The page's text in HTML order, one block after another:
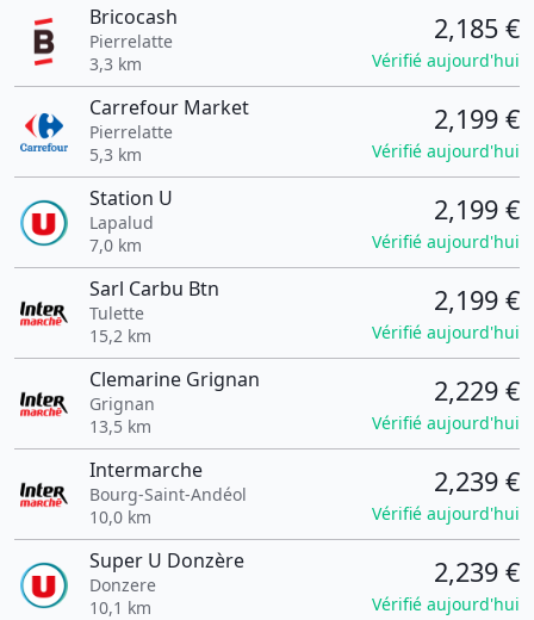
Bricocash
Pierrelatte
3,3 km
2,185 €
Vérifié aujourd'hui
Carrefour Market
Pierrelatte
5,3 km
2,199 €
Vérifié aujourd'hui
Station U
Lapalud
7,0 km
2,199 €
Vérifié aujourd'hui
Sarl Carbu Btn
Tulette
15,2 km
2,199 €
Vérifié aujourd'hui
Clemarine Grignan
Grignan
13,5 km
2,229 €
Vérifié aujourd'hui
Intermarche
Bourg-Saint-Andéol
10,0 km
2,239 €
Vérifié aujourd'hui
Super U Donzère
Donzere
10,1 km
2,239 €
Vérifié aujourd'hui